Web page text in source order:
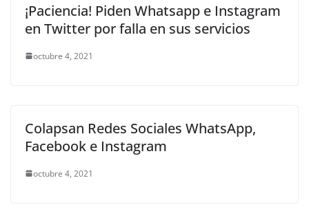
¡Paciencia! Piden Whatsapp e Instagram
en Twitter por falla en sus servicios
octubre 4, 2021
Colapsan Redes Sociales WhatsApp,
Facebook e Instagram
octubre 4, 2021